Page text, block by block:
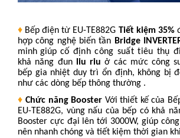
♦ Bếp điện từ EU-TE882G Tiết kiệm 35%
hợpcông nghệ biến tần Bridge
minh giúp cố định công suất tiêu thụ
khả năng đun liu riu ở các mức công
bếp gia nhiệt duy trì ổn định, không bị
như các dòng bếp thông thường .
♦ Chức năng Booster Với thiết kế của
EU-TE882G, vùng nấu của bếp có khả
Booster cực đại lên tới 3000W, giúp
nên nhanh chóng và tiết kiệm thời gian